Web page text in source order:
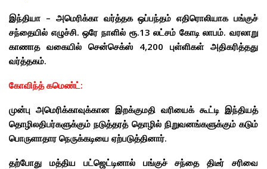
இந்தியா – அமெரிக்கா வர்த்தக ஒப்பந்தம் எதிரொலியாக பங்குச்
சந்தையில் எழுச்சி. ஒரே நாளில் ரூ.13 லட்சம் கோடி லாபம். வரலாறு
காணாத வகையில் சென்செக்ஸ் 4,200 புள்ளிகள் அதிகரித்தது
வர்த்தகம்.
கோவிந்த் கமெண்ட்:
முன்பு அமெரிக்காவுக்கான இறக்குமதி வரியைக் கூட்டி இந்தியத்
தொழிலதிபர்களுக்கும் நடுத்தரத் தொழில் நிறுவனங்களுக்கும் கடும்
பொருளாதார நெருக்கடியை ஏற்படுத்தினார்.
தற்போது மத்திய பட்ஜெட்டினால் பங்குச் சந்தை திடீர் சரிவை